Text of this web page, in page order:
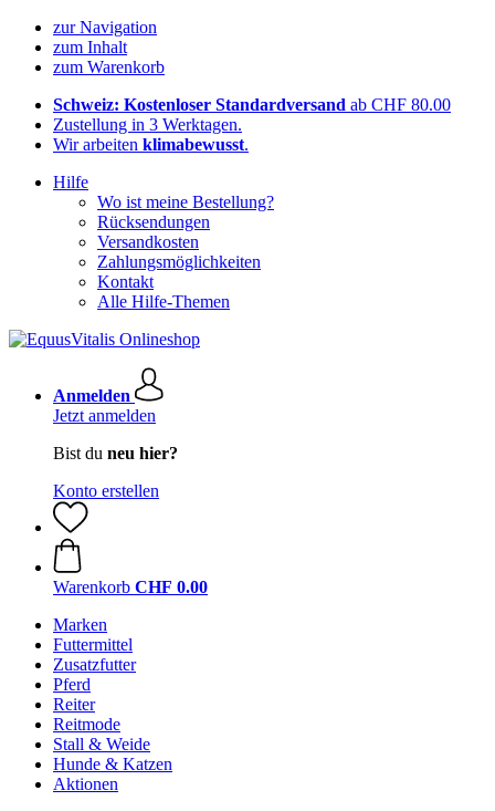
zur Navigation
zum Inhalt
zum Warenkorb
Schweiz: Kostenloser Standardversand ab CHF 80.00
Zustellung in 3 Werktagen.
Wir arbeiten klimabewusst.
Hilfe
Wo ist meine Bestellung?
Rücksendungen
Versandkosten
Zahlungsmöglichkeiten
Kontakt
Alle Hilfe-Themen
Anmelden
Jetzt anmelden
Bist du neu hier?
Konto erstellen
Warenkorb CHF 0.00
Marken
Futtermittel
Zusatzfutter
Pferd
Reiter
Reitmode
Stall & Weide
Hunde & Katzen
Aktionen